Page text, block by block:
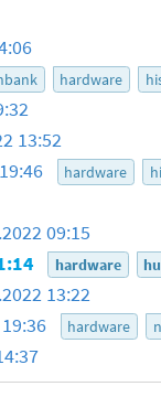
hardware
13:52
hardware
09:15
hardware
13:22
hardware